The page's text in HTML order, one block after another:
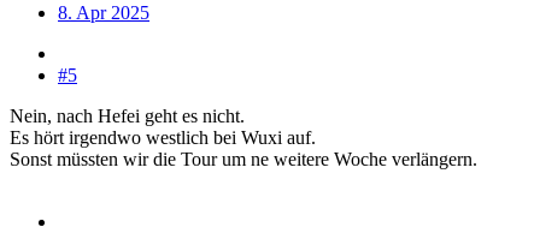
8. Apr 2025
#5
Nein, nach Hefei geht es nicht.
Es hört irgendwo westlich bei Wuxi auf.
Sonst müssten wir die Tour um ne weitere Woche verlängern.